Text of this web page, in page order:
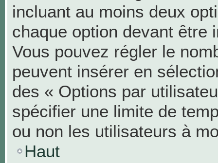
incluant au moins deux
chaque option devant être
Vous pouvez régler le
peuvent insérer en
des « Options par
spécifier une limite de
ou non les utilisateurs à
Haut